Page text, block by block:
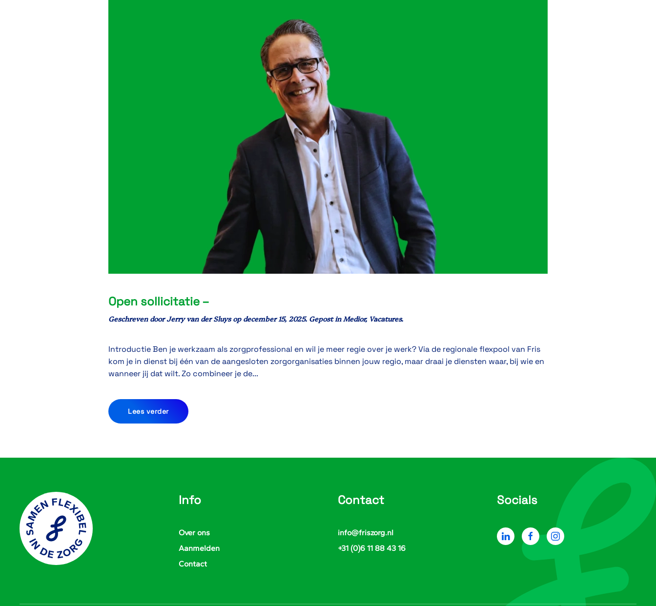
Open sollicitatie –
Geschreven doorJerry van der Sluysop december 15, 2025. Gepost inMedior, Vacatures.
Introductie Ben je werkzaam als zorgprofessional en wil je meer regie over je werk? Via de regionale flexpool van Fris
kom je in dienst bij één van de aangesloten zorgorganisaties binnen jouw regio, maar draai je diensten waar, bij wie en
wanneer jij dat wilt. Zo combineer je de...
Lees verder
Info
Over ons
Aanmelden
Contact
Contact
info@friszorg.nl
+31 (0)6 11 88 43 16
Socials